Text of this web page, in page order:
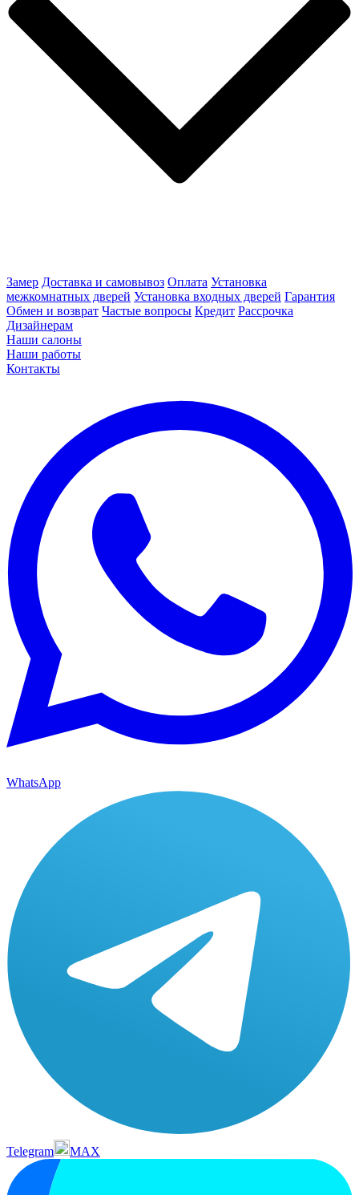
Замер Доставка и самовывоз Оплата Установка
межкомнатных дверей Установка входных дверей Гарантия
Обмен и возврат Частые вопросы Кредит Рассрочка
Дизайнерам
Наши салоны
Наши работы
Контакты
WhatsApp
Telegram MAX